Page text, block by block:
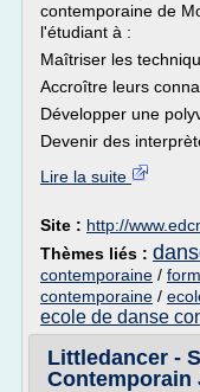
contemporaine de
l'étudiant à :
Maîtriser les
Accroître leurs
Développer une
Devenir des
Lire la suite
Site : http://
Thèmes liés :
contemporaine /
contemporaine /
ecole de danse
Littledancer -
Contemporain